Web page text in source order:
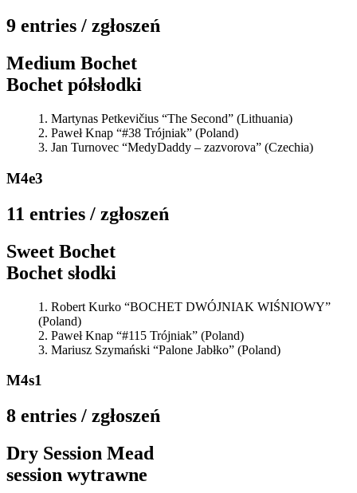
9 entries / zgłoszeń
Medium Bochet
Bochet półsłodki
Martynas Petkevičius “The Second” (Lithuania)
Paweł Knap “#38 Trójniak” (Poland)
Jan Turnovec “MedyDaddy – zazvorova” (Czechia)
M4e3
11 entries / zgłoszeń
Sweet Bochet
Bochet słodki
Robert Kurko “BOCHET DWÓJNIAK WIŚNIOWY”
(Poland)
Paweł Knap “#115 Trójniak” (Poland)
Mariusz Szymański “Palone Jabłko” (Poland)
M4s1
8 entries / zgłoszeń
Dry Session Mead
session wytrawne